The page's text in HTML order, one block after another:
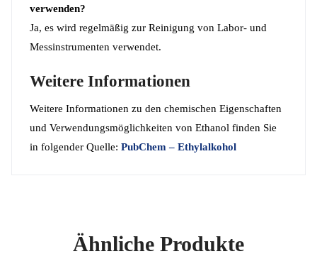
verwenden?
Ja, es wird regelmäßig zur Reinigung von Labor- und
Messinstrumenten verwendet.
Weitere Informationen
Weitere Informationen zu den chemischen Eigenschaften
und Verwendungsmöglichkeiten von Ethanol finden Sie
in folgender Quelle: PubChem – Ethylalkohol
Ähnliche Produkte